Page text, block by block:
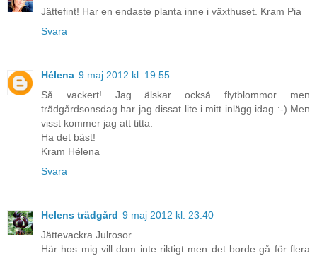
Jättefint! Har en endaste planta inne i växthuset. Kram Pia
Svara
Hélena 9 maj 2012 kl. 19:55
Så vackert! Jag älskar också flytblommor men
trädgårdsonsdag har jag dissat lite i mitt inlägg idag :-) Men
visst kommer jag att titta.
Ha det bäst!
Kram Hélena
Svara
Helens trädgård 9 maj 2012 kl. 23:40
Jättevackra Julrosor.
Här hos mig vill dom inte riktigt men det borde gå för flera